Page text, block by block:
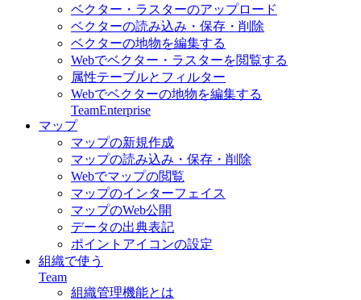
ベクター・ラスターのアップロード
ベクターの読み込み・保存・削除
ベクターの地物を編集する
Webでベクター・ラスターを閲覧する
属性テーブルとフィルター
Webでベクターの地物を編集する
TeamEnterprise
マップ
マップの新規作成
マップの読み込み・保存・削除
Webでマップの閲覧
マップのインターフェイス
マップのWeb公開
データの出典表記
ポイントアイコンの設定
組織で使う
Team
組織管理機能とは